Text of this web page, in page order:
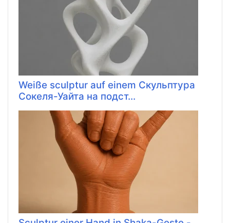
Weiße sculptur auf einem Скульптура
Сокеля-Уайта на подст...